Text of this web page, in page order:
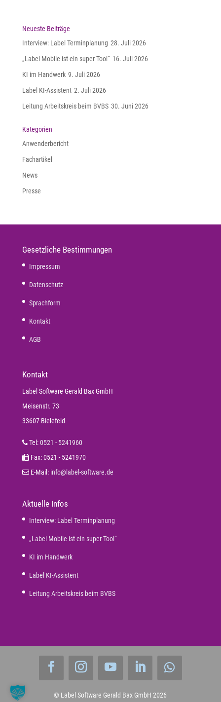
Neueste Beiträge
Interview: Label Terminplanung 28. Juli 2026
„Label Mobile ist ein super Tool“ 16. Juli 2026
KI im Handwerk 9. Juli 2026
Label KI-Assistent 2. Juli 2026
Leitung Arbeitskreis beim BVBS 30. Juni 2026
Kategorien
Anwenderbericht
Fachartikel
News
Presse
Gesetzliche Bestimmungen
Impressum
Datenschutz
Sprachform
Kontakt
AGB
Kontakt
Label Software Gerald Bax GmbH
Meisenstr. 73
33607 Bielefeld
Tel:0521 - 5241960
Fax: 0521 - 5241970
E-Mail: info@label-software.de
Aktuelle Infos
Interview: Label Terminplanung
„Label Mobile ist ein super Tool“
KI im Handwerk
Label KI-Assistent
Leitung Arbeitskreis beim BVBS
© Label Software Gerald Bax GmbH2026